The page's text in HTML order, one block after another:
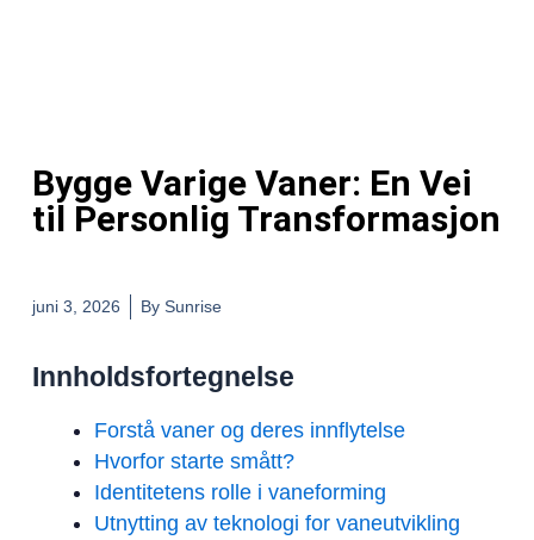
Bygge Varige Vaner: En Vei
til Personlig Transformasjon
juni 3, 2026 BySunrise
Innholdsfortegnelse
Forstå vaner og deres innflytelse
Hvorfor starte smått?
Identitetens rolle i vaneforming
Utnytting av teknologi for vaneutvikling